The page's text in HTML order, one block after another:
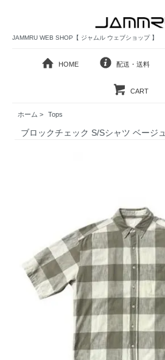
JAMMRU WEB SHOP【 ジャムル ウェブショップ 】
HOME 配送・送料
CART
ホーム > Tops
ブロックチェック S/Sシャツ ベージュ